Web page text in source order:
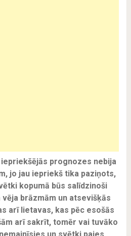
prognozes nebija
jo jau iepriekš tika paziņots,
kopumā būs salīdzinoši
brāzmām un atsevišķās
arī lietavas, kas pēc esošās
arī sakrīt, tomēr vai tuvāko